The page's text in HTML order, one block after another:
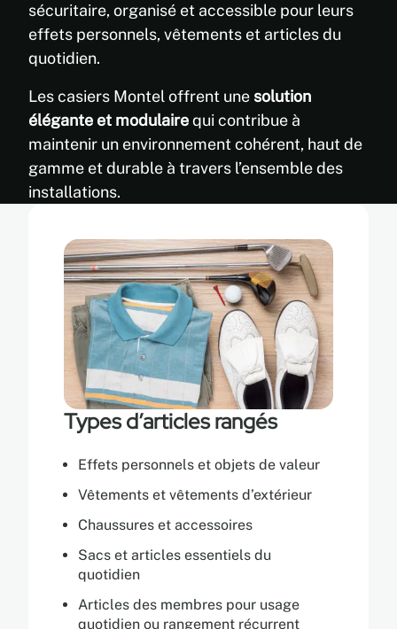
sécuritaire, organisé et accessible pour leurs
effets personnels, vêtements et articles du
quotidien.
Les casiers Montel offrent une solution
élégante et modulairequi contribue à
maintenir un environnement cohérent, haut de
gamme et durable à travers l’ensemble des
installations.
Types d’articles rangés
Effets personnels et objets de valeur
Vêtements et vêtements d’extérieur
Chaussures et accessoires
Sacs et articles essentiels du
quotidien
Articles des membres pour usage
quotidien ou rangement récurrent